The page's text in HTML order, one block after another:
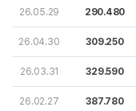
26.05.29 290.480
26.04.30 309.250
26.03.31 329.590
26.02.27 387.780